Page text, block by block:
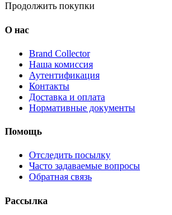
Продолжить покупки
О нас
Brand Collector
Наша комиссия
Аутентификация
Контакты
Доставка и оплата
Нормативные документы
Помощь
Отследить посылку
Часто задаваемые вопросы
Обратная связь
Рассылка